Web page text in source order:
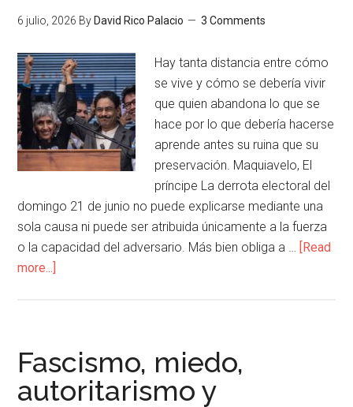
6 julio, 2026 By David Rico Palacio 3 Comments
Hay tanta distancia entre cómo
se vive y cómo se debería vivir
que quien abandona lo que se
hace por lo que debería hacerse
aprende antes su ruina que su
preservación. Maquiavelo, El
príncipe La derrota electoral del
domingo 21 de junio no puede explicarse mediante una
sola causa ni puede ser atribuida únicamente a la fuerza
o la capacidad del adversario. Más bien obliga a … [Read
more...]
Fascismo, miedo,
autoritarismo y